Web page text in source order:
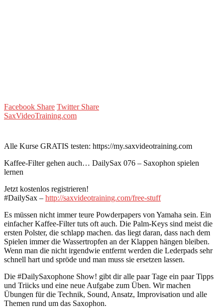
Facebook Share Twitter Share
SaxVideoTraining.com
Alle Kurse GRATIS testen: https://my.saxvideotraining.com
Kaffee-Filter gehen auch… DailySax 076 – Saxophon spielen
lernen
Jetzt kostenlos registrieren!
#DailySax – http://saxvideotraining.com/free-stuff
Es müssen nicht immer teure Powderpapers von Yamaha sein. Ein
einfacher Kaffee-Filter tuts oft auch. Die Palm-Keys sind meist die
ersten Polster, die schlapp machen. das liegt daran, dass nach dem
Spielen immer die Wassertropfen an der Klappen hängen bleiben.
Wenn man die nicht irgendwie entfernt werden die Lederpads sehr
schnell hart und spröde und man muss sie ersetzen lassen.
Die #DailySaxophone Show! gibt dir alle paar Tage ein paar Tipps
und Triicks und eine neue Aufgabe zum Üben. Wir machen
Übungen für die Technik, Sound, Ansatz, Improvisation und alle
Themen rund um das Saxophon.